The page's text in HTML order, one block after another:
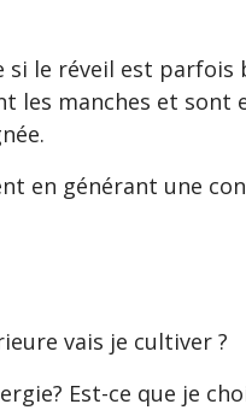
si le réveil est
les manches et
en générant une
vais je cultiver ?
Est-ce que je